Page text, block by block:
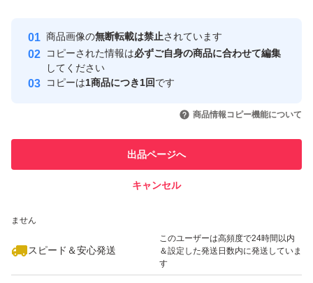
安心取引出品者
心・安全なユーザーです
取引実績
引を完了させた実績があります
での取引実績があります
ません
スピード＆安心発送
このユーザーは高頻度で24時間以内
＆設定した発送日数内に発送していま
す
商品画像の無断転載は禁止されています
コピーされた情報は必ずご自身の商品に合わせて編集
してください
コピーは1商品につき1回です
商品情報コピー機能について
出品ページへ
キャンセル